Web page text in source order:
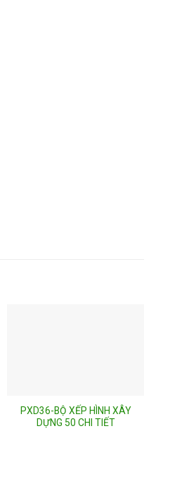
PXD36-BỘ XẾP HÌNH XÂY
DỰNG 50 CHI TIẾT